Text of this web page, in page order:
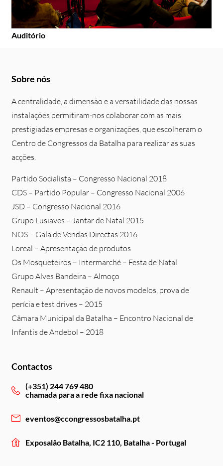
Auditório
Sobre nós
A centralidade, a dimensão e a versatilidade das nossas
instalações permitiram-nos colaborar com as mais
prestigiadas empresas e organizações, que escolheram o
Centro de Congressos da Batalha para realizar as suas
acções.
Partido Socialista – Congresso Nacional 2018
CDS – Partido Popular – Congresso Nacional 2006
JSD – Congresso Nacional 2016
Grupo Lusiaves – Jantar de Natal 2015
NOS – Gala de Vendas Directas 2016
Loreal – Apresentação de produtos
Os Mosqueteiros – Intermarché – Festa de Natal
Grupo Alves Bandeira – Almoço
Renault – Apresentação de novos modelos, prova de
perícia e test drives – 2015
Câmara Municipal da Batalha – Encontro Nacional de
Infantis de Andebol – 2018
Contactos
(+351) 244 769 480
chamada para a rede fixa nacional
eventos@ccongressosbatalha.pt
Exposalão Batalha, IC2 110, Batalha - Portugal